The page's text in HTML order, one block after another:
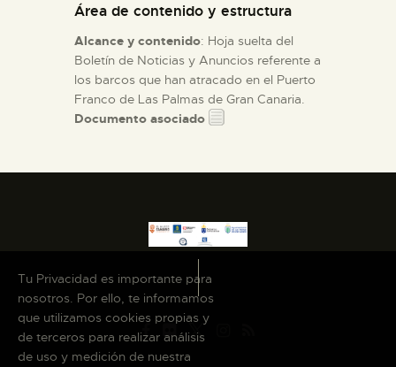
Área de contenido y estructura
Alcance y contenido: Hoja suelta del
Boletín de Noticias y Anuncios referente a
los barcos que han atracado en el Puerto
Franco de Las Palmas de Gran Canaria.
Documento asociado
Tu Privacidad es importante para
nosotros. Por ello, te informamos
que utilizamos cookies propias y
de terceros para realizar análisis
de uso y medición de nuestra